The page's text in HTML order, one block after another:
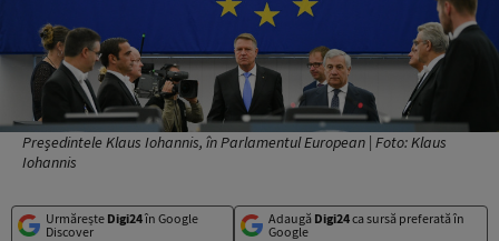
Președintele Klaus Iohannis, în Parlamentul European | Foto: Klaus
Iohannis
Urmărește Digi24în Google
Discover
Adaugă Digi24ca sursă preferată în
Google